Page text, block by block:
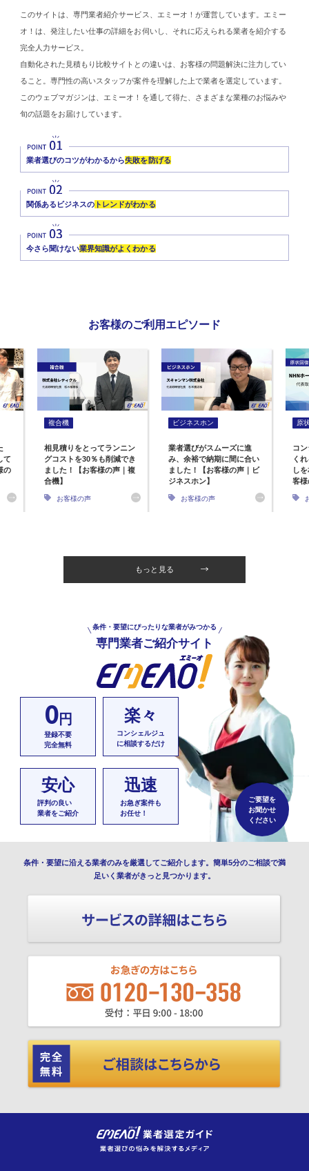
このサイトは、専門業者紹介サービス、エミーオ！が運営しています。エミー
オ！は、発注したい仕事の詳細をお伺いし、それに応えられる業者を紹介する
完全人力サービス。
自動化された見積もり比較サイトとの違いは、お客様の問題解決に注力してい
ること。専門性の高いスタッフが案件を理解した上で業者を選定しています。
このウェブマガジンは、エミーオ！を通して得た、さまざまな業種のお悩みや
旬の話題をお届けしています。
業者選びのコツがわかるから失敗を防げる
関係あるビジネスの トレンドがわかる
今さら聞けない業界知識がよくわかる
お客様のご利用エピソード
て
の
複合機
相見積りをとってランニン
グコストを30％も削減でき
ました！【お客様の声｜複
合機】
お客様の声
ビジネスホン
業者選びがスムーズに進
み、余裕で納期に間に合い
ました！【お客様の声｜ビ
ジネスホン】
お客様の声
原
コ
く
し
客
もっと見る
条件・要望にぴったりな業者がみつかる
専門業者ご紹介サイト
0円
登録不要
完全無料
楽々
コンシェルジュ
に相談するだけ
安心
評判の良い
業者をご紹介
迅速
お急ぎ案件も
お任せ！
ご要望を
お聞かせ
ください
条件・要望に沿える業者のみを厳選してご紹介します。簡単5分のご相談で満
足いく業者がきっと見つかります。